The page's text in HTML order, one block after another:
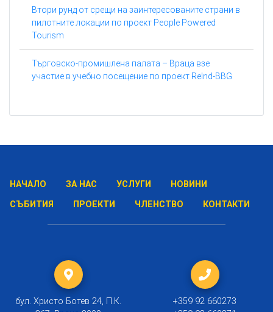
Втори рунд от срещи на заинтересованите страни в
пилотните локации по проект People Powered
Tourism
Търговско-промишлена палата – Враца взе
участие в учебно посещение по проект ReInd-BBG
НАЧАЛО ЗА НАС УСЛУГИ
НОВИНИ
СЪБИТИЯ
ПРОЕКТИ ЧЛЕНСТВО КОНТАКТИ
бул. Христо Ботев 24, П.К.
+359 92 660273